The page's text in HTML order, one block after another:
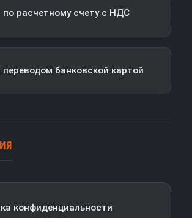
по расчетному счету с НДС
банковской картой
конфиденциальности